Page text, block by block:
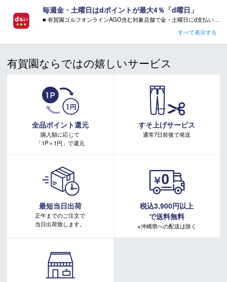
＊店頭在庫と共有をしております。タイミングにより完売す
る場合がございます。
＊当WEBサイトにてビンディングを同時購入及びお持込みの
場合、取付工賃は無料です。
い合わせください。
注意事項：
・特典をご希望の場合は、必ずページ内でご選択ください。
・特典をご希望されない場合、その相当額の値引き・ご返金はございません。
毎週金・土曜日はdポイントが最大4％「d曜日」
■ 有賀園ゴルフオンラインAGO含む対象店舗で金・土曜日にd支払いをすると
■ キャンペーン期間：毎週 金・土曜日 AM 0:00 - PM 23:59
注意事項：
・有賀園ポイントの獲得には別途ログイン/新規登録が必要です。
・本特典は予告なく変更・中止させて頂く場合があります。
・本キャンペーンの特典を受ける場合、ドコモ専用ページでエントリーが必要です。
詳しくはこちらをご確認ください。
キャンペーンページ
すべて表示する
有賀園ならではの嬉しいサービス
全品ポイント還元
購入額に応じて
「1P＝1円」で還元
すそ上げサービス
通常7日前後で発送
最短当日出荷
正午までのご注文で
当日出荷致します。
税込3,900円以上
で送料無料
※沖縄県への配送は除く